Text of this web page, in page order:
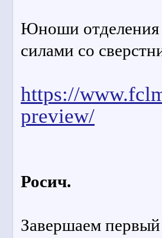
Юноши отделения
силами со
https://
preview/
Росич.
Завершаем